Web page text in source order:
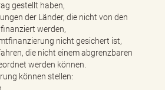
gestellt haben,
der Länder, die nicht von den
werden,
nicht gesichert ist,
die nicht einem abgrenzbaren
werden können.
können stellen: